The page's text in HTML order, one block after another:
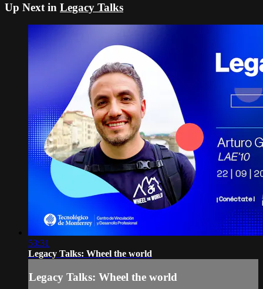
Up Next in Legacy Talks
53:31
Legacy Talks: Wheel the world
Legacy Talks: Wheel the world